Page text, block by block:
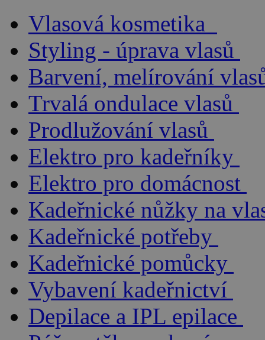
Vlasová kosmetika
Styling - úprava vlasů
Barvení, melírování
Trvalá ondulace vlasů
Prodlužování vlasů
Elektro pro kadeřníky
Elektro pro domácnost
Kadeřnické nůžky na
Kadeřnické potřeby
Kadeřnické pomůcky
Vybavení kadeřnictví
Depilace a IPL epilace